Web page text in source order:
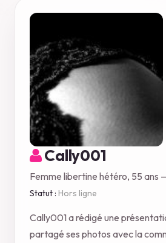
Cally001
Femme libertine hétéro, 55 ans
Statut : Hors ligne
Cally001 a rédigé une
partagé ses photos avec la